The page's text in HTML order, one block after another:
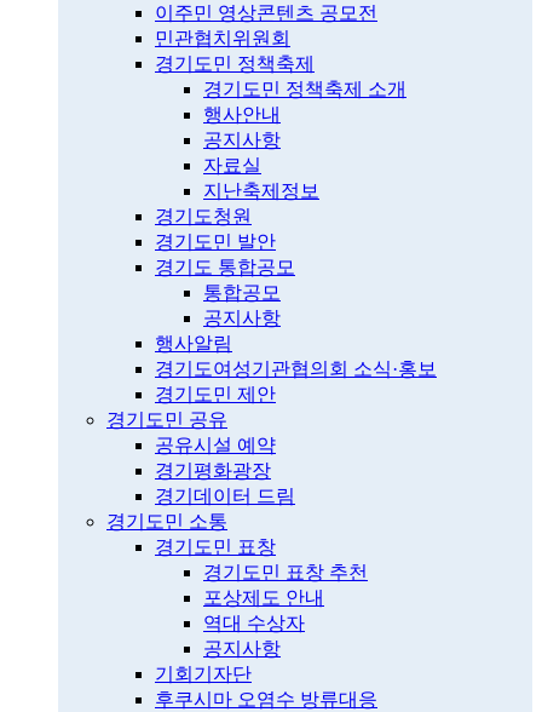
이주민 영상콘텐츠 공모전
민관협치위원회
경기도민 정책축제
경기도민 정책축제 소개
행사안내
공지사항
자료실
지난축제정보
경기도청원
경기도민 발안
경기도 통합공모
통합공모
공지사항
행사알림
경기도여성기관협의회 소식·홍보
경기도민 제안
경기도민 공유
공유시설 예약
경기평화광장
경기데이터 드림
경기도민 소통
경기도민 표창
경기도민 표창 추천
포상제도 안내
역대 수상자
공지사항
기회기자단
후쿠시마 오염수 방류대응